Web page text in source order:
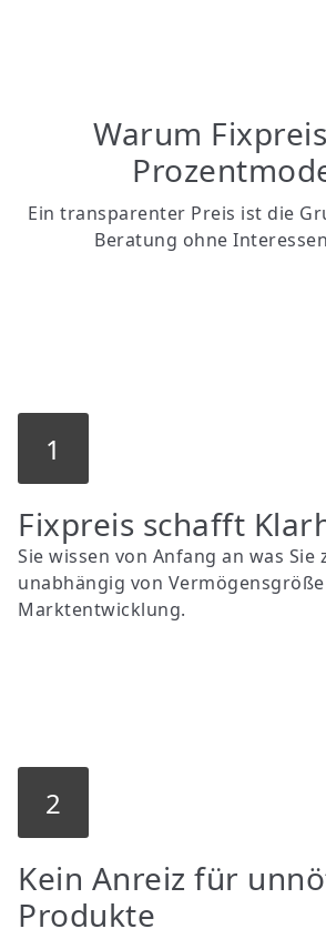
Warum
Ein transparenter Preis ist die
Beratung ohne
1
Fixpreis schafft
Sie wissen von Anfang an was Sie
unabhängig von
Marktentwicklung.
2
Kein Anreiz für
Produkte